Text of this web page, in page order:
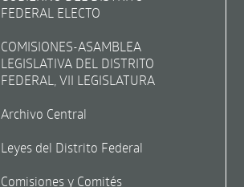
FEDERAL ELECTO
COMISIONES-ASAMBLEA
LEGISLATIVA DEL DISTRITO
FEDERAL, VII LEGISLATURA
Archivo Central
Leyes del Distrito Federal
Comisiones y Comités